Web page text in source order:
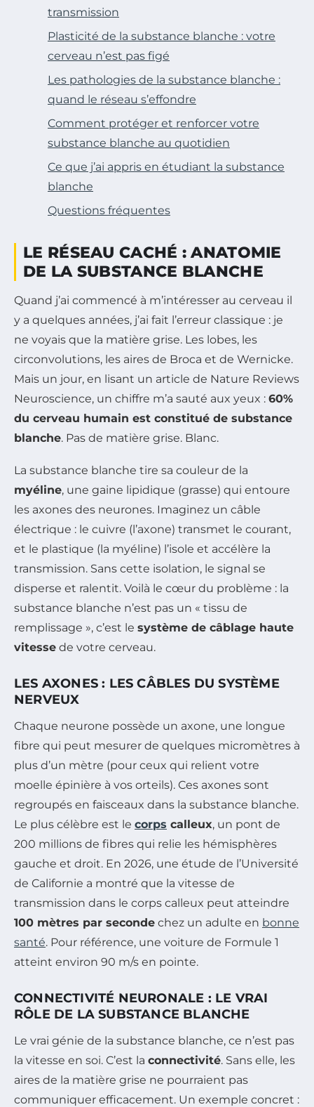
transmission
Plasticité de la substance blanche : votre
cerveau n’est pas figé
Les pathologies de la substance blanche :
quand le réseau s’effondre
Comment protéger et renforcer votre
substance blanche au quotidien
Ce que j’ai appris en étudiant la substance
blanche
Questions fréquentes
LE RÉSEAU CACHÉ : ANATOMIE
DE LA SUBSTANCE BLANCHE
Quand j’ai commencé à m’intéresser au cerveau il
y a quelques années, j’ai fait l’erreur classique : je
ne voyais que la matière grise. Les lobes, les
circonvolutions, les aires de Broca et de Wernicke.
Mais un jour, en lisant un article de Nature Reviews
Neuroscience, un chiffre m’a sauté aux yeux : 60%
du cerveau humain est constitué de substance
blanche. Pas de matière grise. Blanc.
La substance blanche tire sa couleur de la
myéline, une gaine lipidique (grasse) qui entoure
les axones des neurones. Imaginez un câble
électrique : le cuivre (l’axone) transmet le courant,
et le plastique (la myéline) l’isole et accélère la
transmission. Sans cette isolation, le signal se
disperse et ralentit. Voilà le cœur du problème : la
substance blanche n’est pas un « tissu de
remplissage », c’est le système de câblage haute
vitesse de votre cerveau.
LES AXONES : LES CÂBLES DU SYSTÈME
NERVEUX
Chaque neurone possède un axone, une longue
fibre qui peut mesurer de quelques micromètres à
plus d’un mètre (pour ceux qui relient votre
moelle épinière à vos orteils). Ces axones sont
regroupés en faisceaux dans la substance blanche.
Le plus célèbre est le corps calleux, un pont de
200 millions de fibres qui relie les hémisphères
gauche et droit. En 2026, une étude de l’Université
de Californie a montré que la vitesse de
transmission dans le corps calleux peut atteindre
100 mètres par seconde chez un adulte en bonne
santé. Pour référence, une voiture de Formule 1
atteint environ 90 m/s en pointe.
CONNECTIVITÉ NEURONALE : LE VRAI
RÔLE DE LA SUBSTANCE BLANCHE
Le vrai génie de la substance blanche, ce n’est pas
la vitesse en soi. C’est la connectivité. Sans elle, les
aires de la matière grise ne pourraient pas
communiquer efficacement. Un exemple concret :